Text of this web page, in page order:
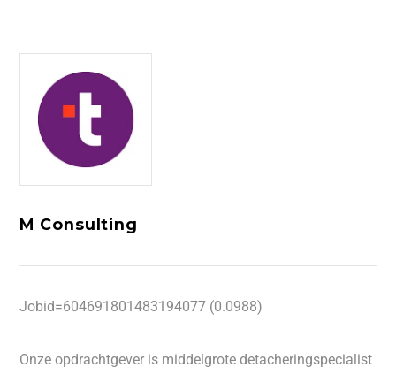
M Consulting
Jobid=604691801483194077 (0.0988)
Onze opdrachtgever is middelgrote detacheringspecialist